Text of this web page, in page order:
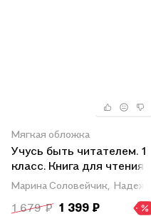
Мягкая обложка
Учусь быть читателем. 1
класс. Книга для чтения
в период обучения
грамоте
Марина Соловейчик,
1 679 ₽ 1 399 ₽